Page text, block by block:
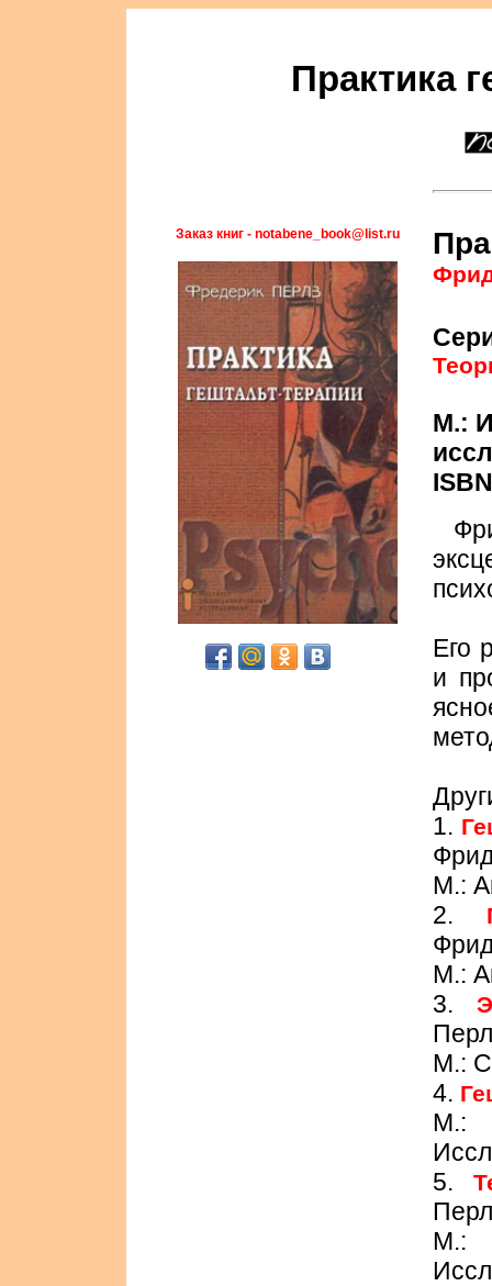
Практика
Заказ книг - notabene_book@list.ru
М.:
Его
и
1.
М.:
2.
М.:
3.
М.:
4.
М.:
5.
М.: